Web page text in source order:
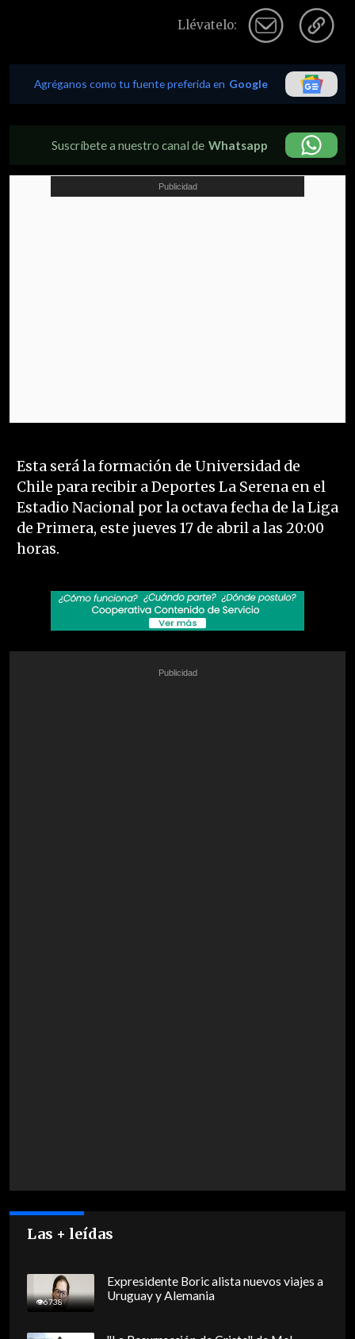
Llévatelo:
Agréganos como tu fuente preferida en Google
Suscríbete a nuestro canal de Whatsapp
Esta será la formación de Universidad de
Chile para recibir a Deportes La Serena en el
Estadio Nacional por la octava fecha de la Liga
de Primera, este jueves 17 de abril a las 20:00
horas.
Las + leídas
6738
Expresidente Boric alista nuevos viajes a
Uruguay y Alemania